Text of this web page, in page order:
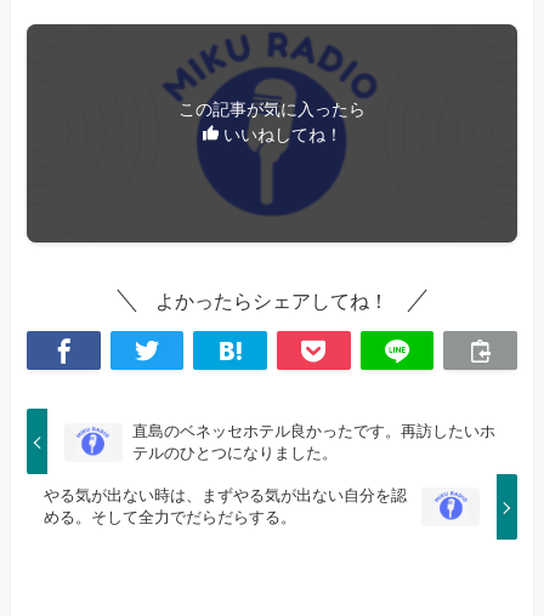
この記事が気に入ったら
いいねしてね！
よかったらシェアしてね！
直島のベネッセホテル良かったです。再訪したいホ
テルのひとつになりました。
やる気が出ない時は、まずやる気が出ない自分を認
める。そして全力でだらだらする。